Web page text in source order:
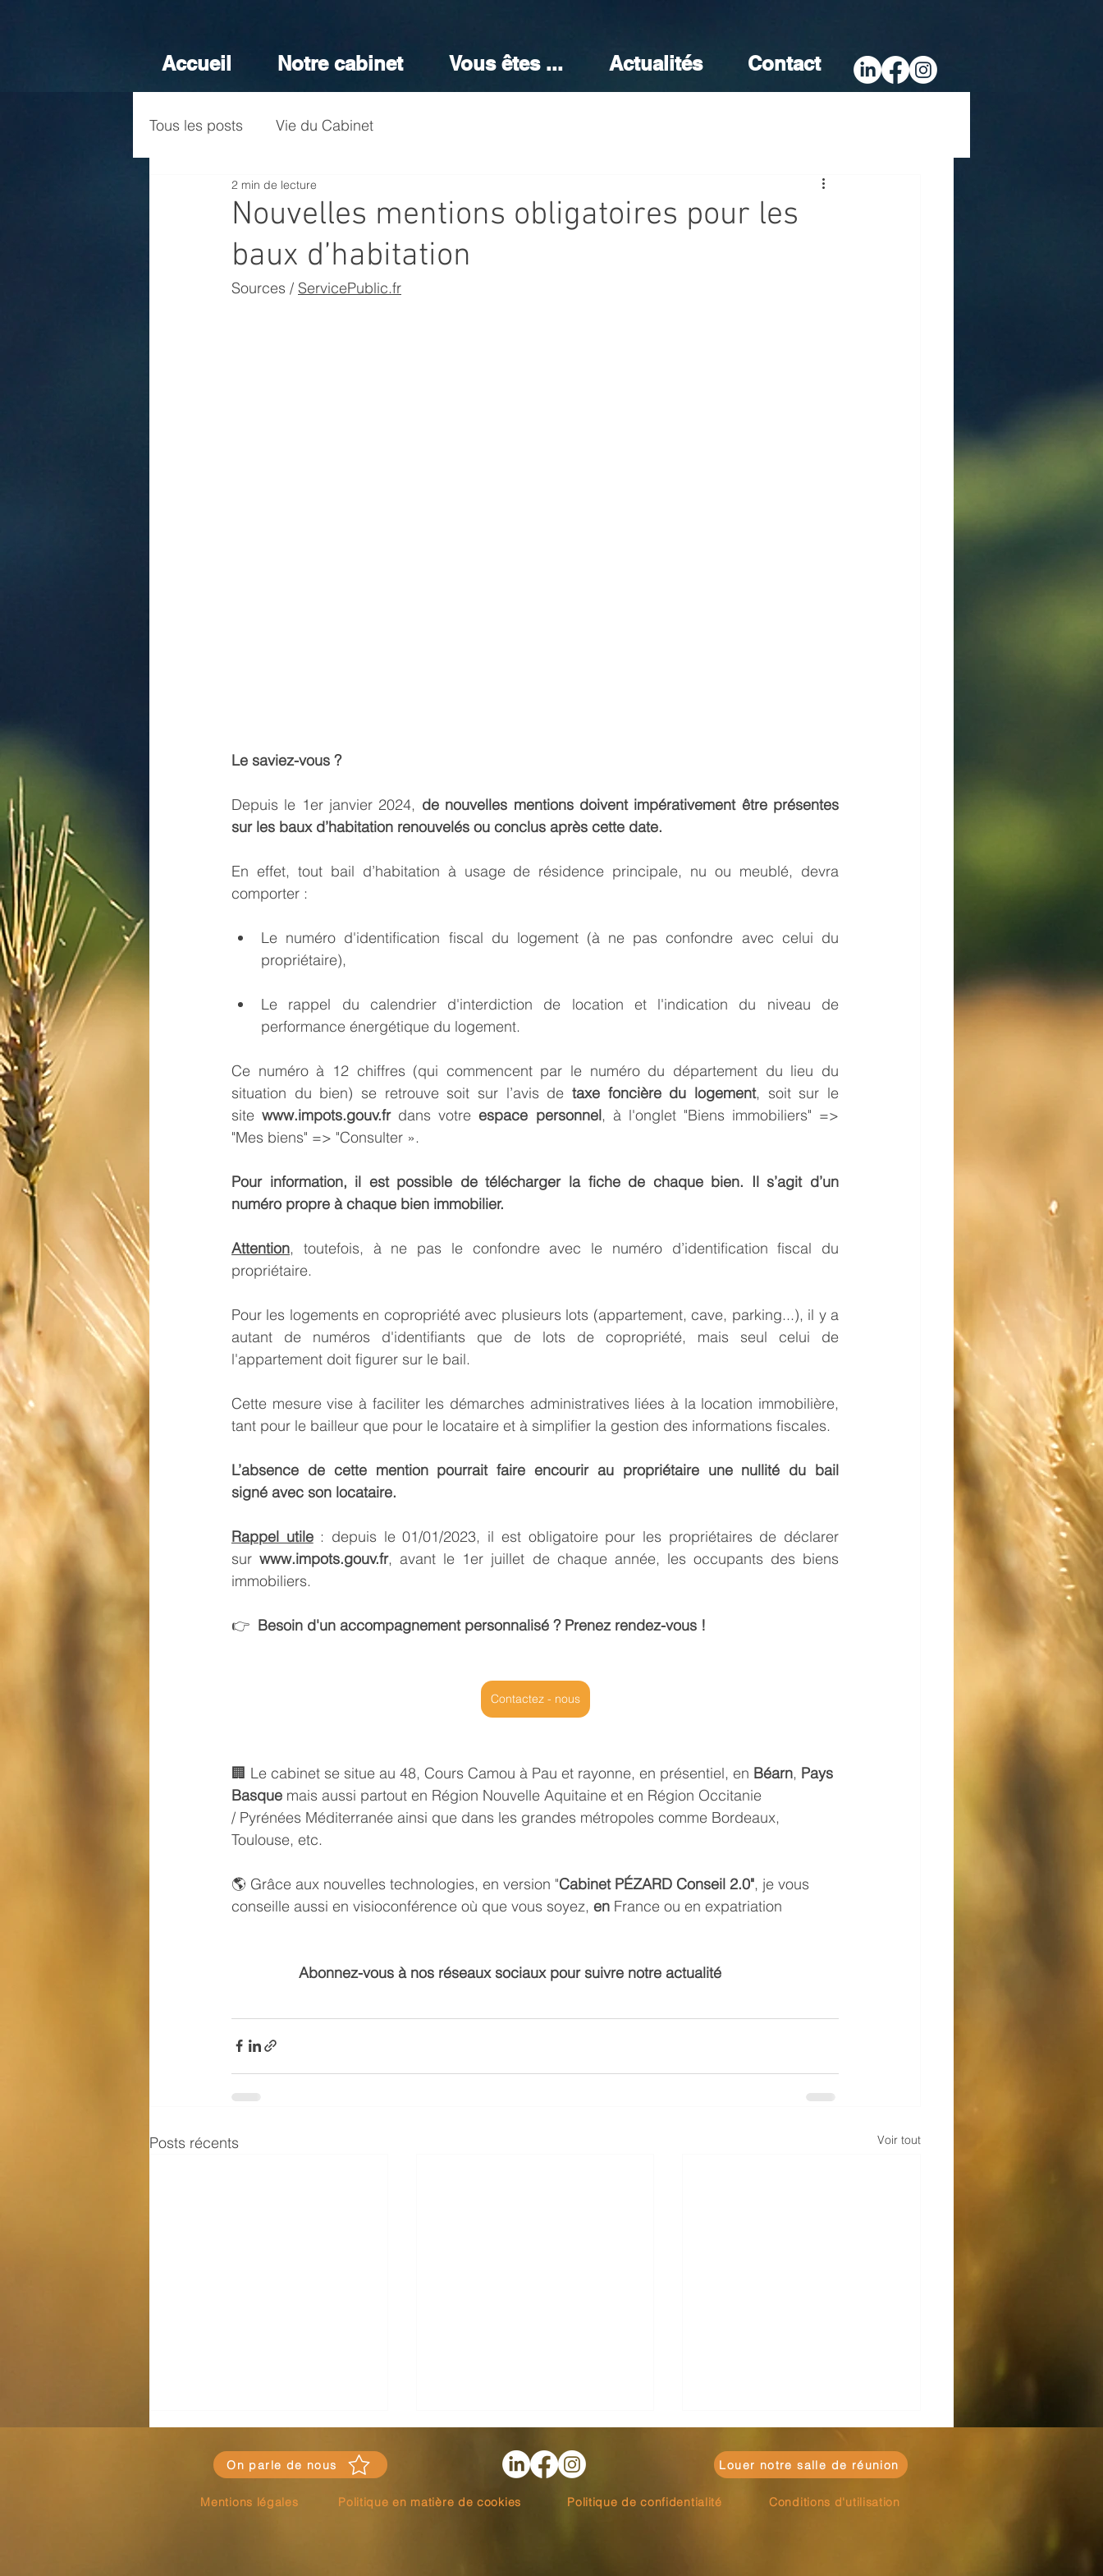
Accueil Notre cabinet Vous êtes ... Actualités Contact
Tous les posts Vie du Cabinet
Nouvelles mentions obligatoires pour les
baux d’habitation
2 min de lecture
Sources / ServicePublic.fr
Le saviez-vous ?
Depuis le 1er janvier 2024, de nouvelles mentions doivent impérativement être présentes
sur les baux d’habitation renouvelés ou conclus après cette date.
En effet, tout bail d’habitation à usage de résidence principale, nu ou meublé, devra
comporter :
Le numéro d'identification fiscal du logement (à ne pas confondre avec celui du
propriétaire),
Le rappel du calendrier d'interdiction de location et l'indication du niveau de
performance énergétique du logement.
Ce numéro à 12 chiffres (qui commencent par le numéro du département du lieu du
situation du bien) se retrouve soit sur l’avis de taxe foncière du logement, soit sur le
site www.impots.gouv.fr dans votre espace personnel, à l'onglet "Biens immobiliers" =>
"Mes biens" => "Consulter ».
Pour information, il est possible de télécharger la fiche de chaque bien. Il s’agit d’un
numéro propre à chaque bien immobilier.
Attention, toutefois, à ne pas le confondre avec le numéro d’identification fiscal du
propriétaire.
Pour les logements en copropriété avec plusieurs lots (appartement, cave, parking...), il y a
autant de numéros d'identifiants que de lots de copropriété, mais seul celui de
l'appartement doit figurer sur le bail.
Cette mesure vise à faciliter les démarches administratives liées à la location immobilière,
tant pour le bailleur que pour le locataire et à simplifier la gestion des informations fiscales.
L’absence de cette mention pourrait faire encourir au propriétaire une nullité du bail
signé avec son locataire.
Rappel utile : depuis le 01/01/2023, il est obligatoire pour les propriétaires de déclarer
sur www.impots.gouv.fr, avant le 1er juillet de chaque année, les occupants des biens
immobiliers.
👉 Besoin d'un accompagnement personnalisé ? Prenez rendez-vous !
Contactez - nous
🏢 Le cabinet se situe au 48, Cours Camou à Pau et rayonne, en présentiel, en Béarn, Pays
Basque mais aussi partout en Région Nouvelle Aquitaine et en Région Occitanie
/ Pyrénées Méditerranée ainsi que dans les grandes métropoles comme Bordeaux,
Toulouse, etc.
🌎 Grâce aux nouvelles technologies, en version "Cabinet PÉZARD Conseil 2.0", je vous
conseille aussi en visioconférence où que vous soyez, en France ou en expatriation
Abonnez-vous à nos réseaux sociaux pour suivre notre actualité
Posts récents Voir tout
On parle de nous Louer notre salle de réunion
Mentions légales Politique en matière de cookies Politique de confidentialité Conditions d'utilisation